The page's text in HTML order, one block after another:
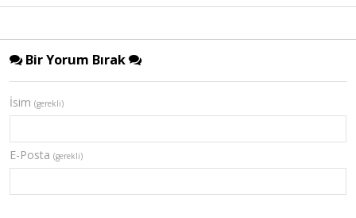
Bir Yorum Bırak
İsim (gerekli)
E-Posta (gerekli)